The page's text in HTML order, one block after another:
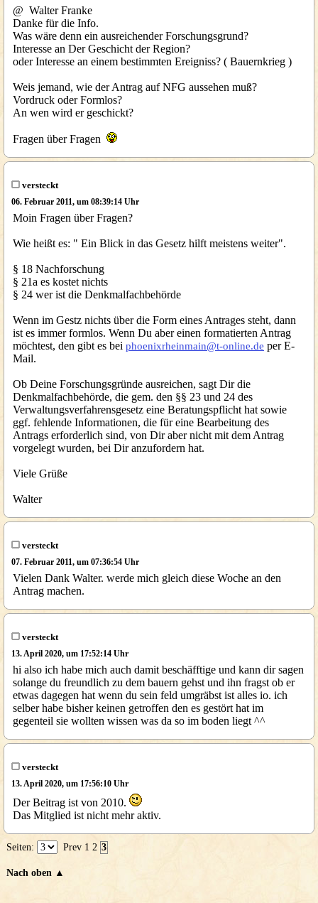
@ Walter Franke
Danke für die Info.
Was wäre denn ein ausreichender Forschungsgrund?
Interesse an Der Geschicht der Region?
oder Interesse an einem bestimmten Ereigniss? ( Bauernkrieg )
Weis jemand, wie der Antrag auf NFG aussehen muß?
Vordruck oder Formlos?
An wen wird er geschickt?
Fragen über Fragen
versteckt
06. Februar 2011, um 08:39:14 Uhr
Moin Fragen über Fragen?
Wie heißt es: " Ein Blick in das Gesetz hilft meistens weiter".
§ 18 Nachforschung
§ 21a es kostet nichts
§ 24 wer ist die Denkmalfachbehörde
Wenn im Gestz nichts über die Form eines Antrages steht, dann
ist es immer formlos. Wenn Du aber einen formatierten Antrag
möchtest, den gibt es bei phoenixrheinmain@t-online.de per E-
Mail.
Ob Deine Forschungsgründe ausreichen, sagt Dir die
Denkmalfachbehörde, die gem. den §§ 23 und 24 des
Verwaltungsverfahrensgesetz eine Beratungspflicht hat sowie
ggf. fehlende Informationen, die für eine Bearbeitung des
Antrags erforderlich sind, von Dir aber nicht mit dem Antrag
vorgelegt wurden, bei Dir anzufordern hat.
Viele Grüße
Walter
versteckt
07. Februar 2011, um 07:36:54 Uhr
Vielen Dank Walter. werde mich gleich diese Woche an den
Antrag machen.
versteckt
13. April 2020, um 17:52:14 Uhr
hi also ich habe mich auch damit beschäfftige und kann dir sagen
solange du freundlich zu dem bauern gehst und ihn fragst ob er
etwas dagegen hat wenn du sein feld umgräbst ist alles io. ich
selber habe bisher keinen getroffen den es gestört hat im
gegenteil sie wollten wissen was da so im boden liegt ^^
versteckt
13. April 2020, um 17:56:10 Uhr
Der Beitrag ist von 2010.
Das Mitglied ist nicht mehr aktiv.
Seiten: Prev 1 2 3
Nach oben ▲